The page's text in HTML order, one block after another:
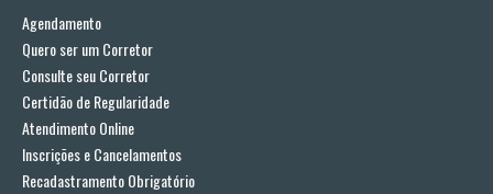
Agendamento
Quero ser um Corretor
Consulte seu Corretor
Certidão de Regularidade
Atendimento Online
Inscrições e Cancelamentos
Recadastramento Obrigatório